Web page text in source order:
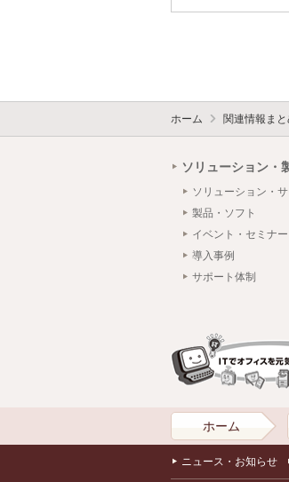
ホーム 関連情報まと
ソリューション・
ソリューション・
製品・ソフト
イベント・セミナー
導入事例
サポート体制
ホーム
ニュース・お知らせ